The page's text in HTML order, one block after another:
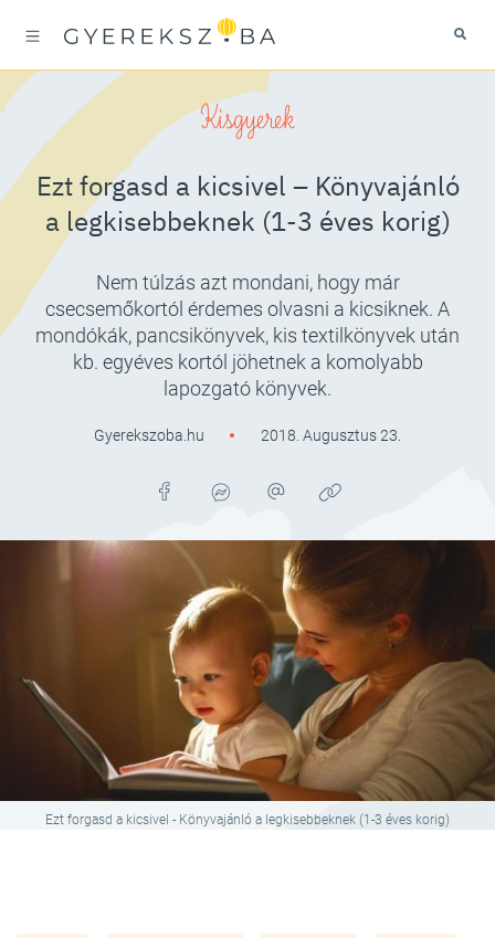
Kisgyerek
Ezt forgasd a kicsivel – Könyvajánló
a legkisebbeknek (1-3 éves korig)
Nem túlzás azt mondani, hogy már
csecsemőkortól érdemes olvasni a kicsiknek. A
mondókák, pancsikönyvek, kis textilkönyvek után
kb. egyéves kortól jöhetnek a komolyabb
lapozgató könyvek.
Gyerekszoba.hu 2018. Augusztus 23.
Ezt forgasd a kicsivel - Könyvajánló a legkisebbeknek (1-3 éves korig)